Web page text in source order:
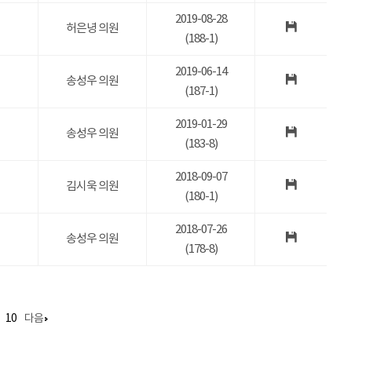
허은녕 의원
2019-08-28
(188-1)
송성우 의원
2019-06-14
(187-1)
송성우 의원
2019-01-29
(183-8)
김시욱 의원
2018-09-07
(180-1)
송성우 의원
2018-07-26
(178-8)
10 다음